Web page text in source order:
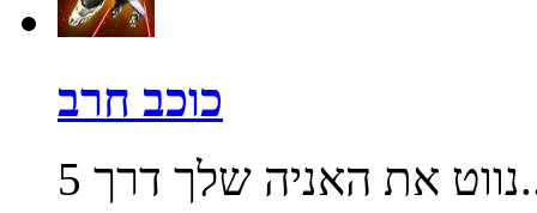
כוכב חרב
5...